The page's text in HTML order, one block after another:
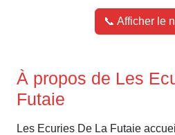
📞 Afficher le
À propos de Les
Futaie
Les Ecuries De La Futaie